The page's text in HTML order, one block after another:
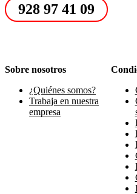
928 97 41 09
Sobre nosotros
¿Quiénes somos?
Trabaja en nuestra
empresa